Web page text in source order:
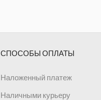
СПОСОБЫ ОПЛАТЫ
Наложенный платеж
Наличными курьеру